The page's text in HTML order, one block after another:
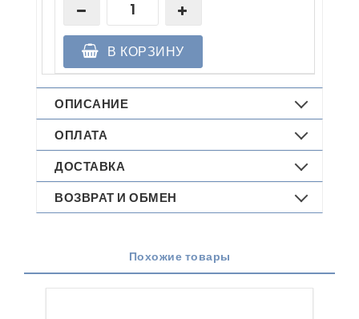
В КОРЗИНУ
ОПИСАНИЕ
ОПЛАТА
ДОСТАВКА
ВОЗВРАТ И ОБМЕН
Похожие товары